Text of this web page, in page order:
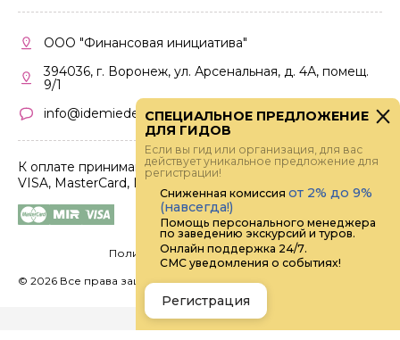
Кабинет партнера
Правила участия
ООО "Финансовая инициатива"
394036, г. Воронеж, ул. Арсенальная, д. 4А, помещ.
9/1
info@idemiedem.ru
К оплате принимаются карты
VISA, MasterCard, МИР
Политика конфиденциальности
© 2026 Все права защищены.
СПЕЦИАЛЬНОЕ ПРЕДЛОЖЕНИЕ
ДЛЯ ГИДОВ
Если вы гид или организация, для вас
действует уникальное предложение для
регистрации!
Сниженная комиссия от 2% до 9%
(навсегда!)
Помощь персонального менеджера
по заведению экскурсий и туров.
Онлайн поддержка 24/7.
СМС уведомления о событиях!
Регистрация